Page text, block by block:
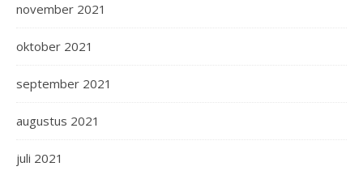
november 2021
oktober 2021
september 2021
augustus 2021
juli 2021